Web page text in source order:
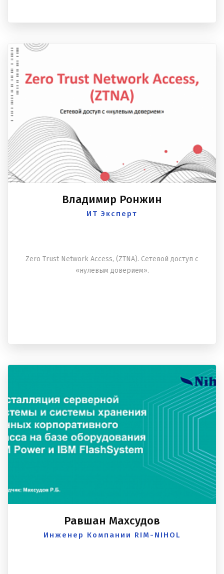
Владимир Ронжин
ИТ Эксперт
Zero Trust Network Access, (ZTNA). Сетевой доступ с
«нулевым доверием».
Равшан Махсудов
Инженер Компании RIM-NIHOL